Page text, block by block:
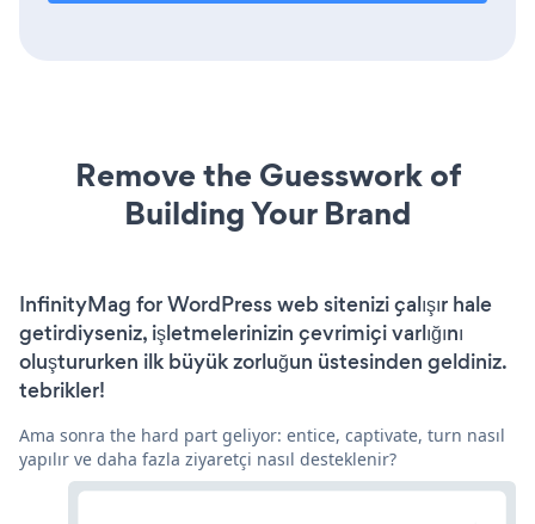
Remove the Guesswork of
Building Your Brand
InfinityMag for WordPress web sitenizi çalışır hale
getirdiyseniz, işletmelerinizin çevrimiçi varlığını
oluştururken ilk büyük zorluğun üstesinden geldiniz.
tebrikler!
Ama sonra the hard part geliyor: entice, captivate, turn nasıl
yapılır ve daha fazla ziyaretçi nasıl desteklenir?